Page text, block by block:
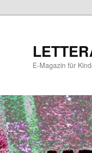
E-Magazin für